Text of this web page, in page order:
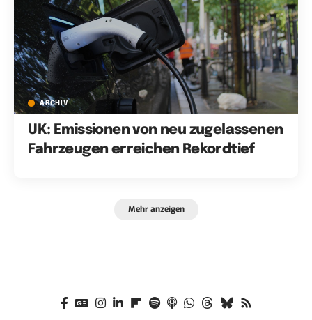
ARCHIV
UK: Emissionen von neu zugelassenen
Fahrzeugen erreichen Rekordtief
Mehr anzeigen